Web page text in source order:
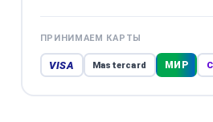
ПРИНИМАЕМ КАРТЫ
VISA Mastercard МИР